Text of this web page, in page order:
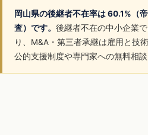
岡山県の後継者不在率は 60.1%（
査）です。 後継者不在の中小企業
り、M&A・第三者承継は雇用と技
公的支援制度や専門家への無料相